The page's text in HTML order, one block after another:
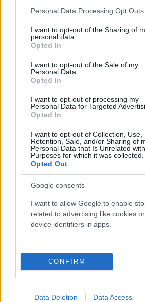
Please note that this website/app uses
not limited to your visit or usage
grant or deny consent to Google and its
use your data for below specified
consent section.
Personal Data Processing Opt Outs
I want to opt-out of the Sharing of
personal data.
Opted In
I want to opt-out of the Sale of my
Personal Data.
Opted In
I want to opt-out of processing my
Personal Data for Targeted
Opted In
I want to opt-out of Collection, Use,
Retention, Sale, and/or Sharing of
Personal Data that Is Unrelated
Purposes for which it was collected.
Opted Out
Google consents
I want to allow Google to enable
related to advertising like cookies
device identifiers in apps.
CONFIRM
Data Deletion Data Access
αφίξεων ανήλθε στο ποσό των
2022, παρουσιάζοντας μείωση
πετρελαιοειδή παρουσίασε
ευρώ ή 1,7%, ενώ χωρίς τα
πλοία παρουσίασε μείωση κατά
Η συνολική αξία των εξαγωγών-
στο ποσό των 33.779,7 εκατ. ευρώ
εκατ. ευρώ το 8μηνο του 2022,
μείωση 5,7% (χωρίς τα
αύξηση κατά 543,8 εκατ. ευρώ ή
πετρελαιοειδή και τα πλοία
κατά 464,7 εκατ. ευρώ ή 2%).